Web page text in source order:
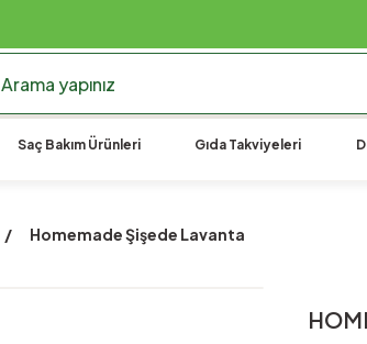
990 TL Üzeri
Saç Bakım Ürünleri Gıda Takviyeleri
Homemade Şişede Lavanta